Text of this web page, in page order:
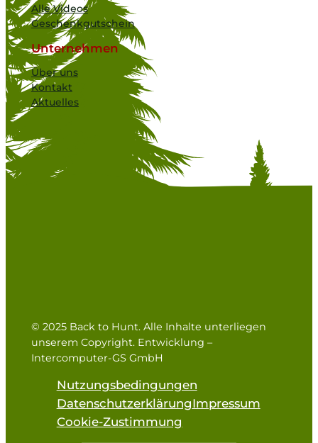
Alle Videos
Geschenkgutschein
Unternehmen
Über uns
Kontakt
Aktuelles
© 2025 Back to Hunt. Alle Inhalte unterliegen
unserem Copyright. Entwicklung –
Intercomputer-GS GmbH
Nutzungsbedingungen
DatenschutzerklärungImpressum
Cookie-Zustimmung